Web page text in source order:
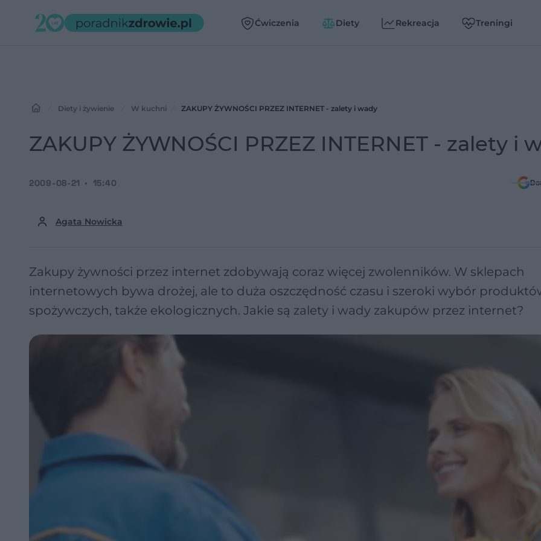
Ćwiczenia Diety Rekreacja Treningi
Diety i żywienie W kuchni ZAKUPY ŻYWNOŚCI PRZEZ INTERNET - zalety i wady
ZAKUPY ŻYWNOŚCI PRZEZ INTERNET - zalety i
Agata Nowicka
2009-08-21 15:40
Zakupy żywności przez internet zdobywają coraz więcej zwolenników. W sklepach
internetowych bywa drożej, ale to duża oszczędność czasu i szeroki wybór
spożywczych, także ekologicznych. Jakie są zalety i wady zakupów przez internet?